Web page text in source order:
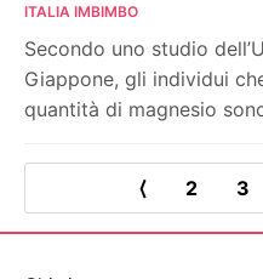
ITALIA IMBIMBO
Secondo uno studio
Giappone, gli individui
quantità di magnesio
⟨ 2 3